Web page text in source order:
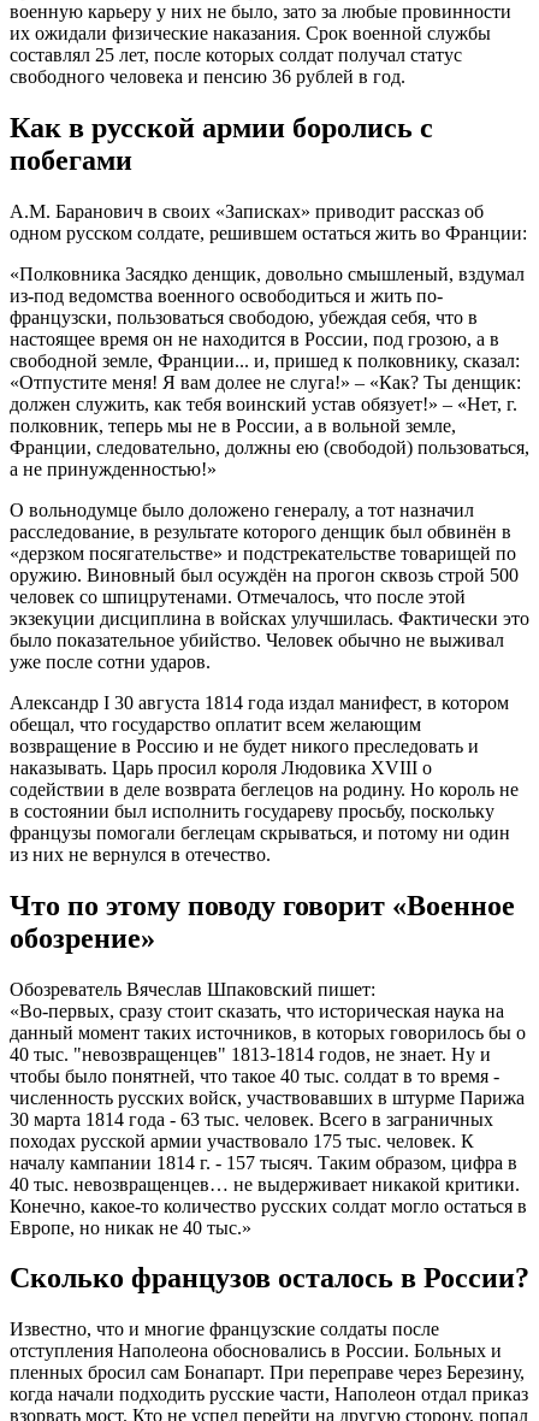
военную карьеру у них не было, зато за любые провинности
их ожидали физические наказания. Срок военной службы
составлял 25 лет, после которых солдат получал статус
свободного человека и пенсию 36 рублей в год.
Как в русской армии боролись с
побегами
А.М. Баранович в своих «Записках» приводит рассказ об
одном русском солдате, решившем остаться жить во Франции:
«Полковника Засядко денщик, довольно смышленый, вздумал
из-под ведомства военного освободиться и жить по-
французски, пользоваться свободою, убеждая себя, что в
настоящее время он не находится в России, под грозою, а в
свободной земле, Франции... и, пришед к полковнику, сказал:
«Отпустите меня! Я вам долее не слуга!» – «Как? Ты денщик:
должен служить, как тебя воинский устав обязует!» – «Нет, г.
полковник, теперь мы не в России, а в вольной земле,
Франции, следовательно, должны ею (свободой) пользоваться,
а не принужденностью!»
О вольнодумце было доложено генералу, а тот назначил
расследование, в результате которого денщик был обвинён в
«дерзком посягательстве» и подстрекательстве товарищей по
оружию. Виновный был осуждён на прогон сквозь строй 500
человек со шпицрутенами. Отмечалось, что после этой
экзекуции дисциплина в войсках улучшилась. Фактически это
было показательное убийство. Человек обычно не выживал
уже после сотни ударов.
Александр I 30 августа 1814 года издал манифест, в котором
обещал, что государство оплатит всем желающим
возвращение в Россию и не будет никого преследовать и
наказывать. Царь просил короля Людовика XVIII о
содействии в деле возврата беглецов на родину. Но король не
в состоянии был исполнить государеву просьбу, поскольку
французы помогали беглецам скрываться, и потому ни один
из них не вернулся в отечество.
Что по этому поводу говорит «Военное
обозрение»
Обозреватель Вячеслав Шпаковский пишет:
«Во-первых, сразу стоит сказать, что историческая наука на
данный момент таких источников, в которых говорилось бы о
40 тыс. "невозвращенцев" 1813-1814 годов, не знает. Ну и
чтобы было понятней, что такое 40 тыс. солдат в то время -
численность русских войск, участвовавших в штурме Парижа
30 марта 1814 года - 63 тыс. человек. Всего в заграничных
походах русской армии участвовало 175 тыс. человек. К
началу кампании 1814 г. - 157 тысяч. Таким образом, цифра в
40 тыс. невозвращенцев… не выдерживает никакой критики.
Конечно, какое-то количество русских солдат могло остаться в
Европе, но никак не 40 тыс.»
Сколько французов осталось в России?
Известно, что и многие французские солдаты после
отступления Наполеона обосновались в России. Больных и
пленных бросил сам Бонапарт. При переправе через Березину,
когда начали подходить русские части, Наполеон отдал приказ
взорвать мост. Кто не успел перейти на другую сторону, попал